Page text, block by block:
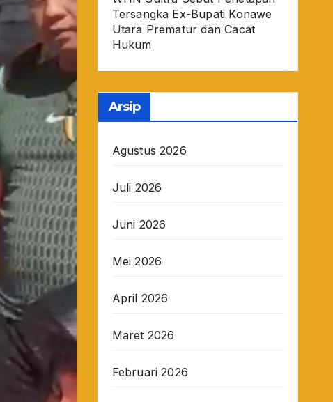
Tersangka Ex-Bupati Konawe
Utara Prematur dan Cacat
Hukum
Arsip
Agustus 2026
Juli 2026
Juni 2026
Mei 2026
April 2026
Maret 2026
Februari 2026